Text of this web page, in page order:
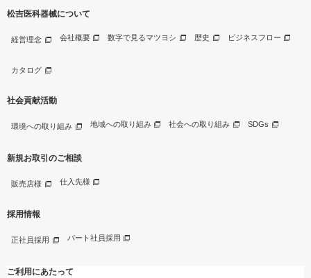
松吉医科器械について
経営理念 会社概要 数字で見るマツヨシ 歴史 ビジネスフロー
カタログ
社会貢献活動
環境への取り組み 地域への取り組み 社会への取り組み SDGs
新規お取引のご相談
販売店様 仕入先様
採用情報
正社員採用 パート社員採用
ご利用にあたって